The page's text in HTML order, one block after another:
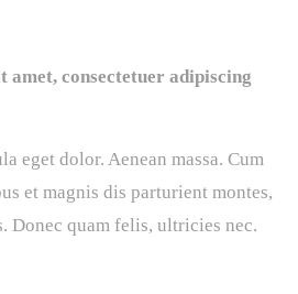
amet, consectetuer adipiscing
eget dolor. Aenean massa. Cum
et magnis dis parturient montes,
Donec quam felis, ultricies nec.